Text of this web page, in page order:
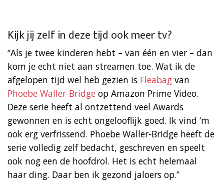
Kijk jij zelf in deze tijd ook meer tv?
“Als je twee kinderen hebt – van één en vier – dan
kom je echt niet aan streamen toe. Wat ik de
afgelopen tijd wel heb gezien is Fleabag van
Phoebe Waller-Bridge op Amazon Prime Video.
Deze serie heeft al ontzettend veel Awards
gewonnen en is echt ongelooflijk goed. Ik vind ‘m
ook erg verfrissend. Phoebe Waller-Bridge heeft de
serie volledig zelf bedacht, geschreven en speelt
ook nog een de hoofdrol. Het is echt helemaal
haar ding. Daar ben ik gezond jaloers op.”